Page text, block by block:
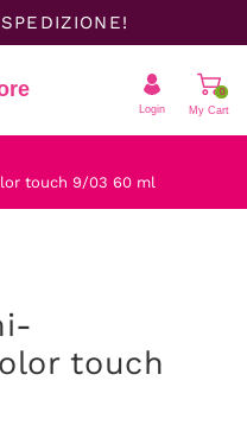
Login
0
My Cart
è vuoto.
touch 9/03 60 ml
touch